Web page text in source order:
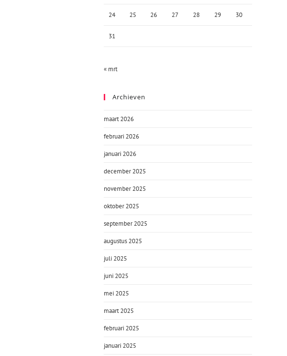
24 25 26 27 28 29 30
31
« mrt
Archieven
maart 2026
februari 2026
januari 2026
december 2025
november 2025
oktober 2025
september 2025
augustus 2025
juli 2025
juni 2025
mei 2025
maart 2025
februari 2025
januari 2025